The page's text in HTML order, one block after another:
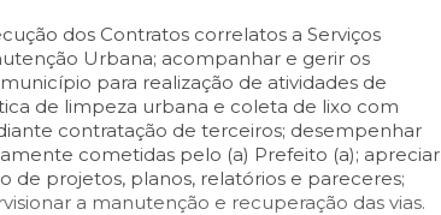
dos Contratos correlatos a Serviços
Urbana; acompanhar e gerir os
para realização de atividades de
de limpeza urbana e coleta de lixo com
contratação de terceiros; desempenhar
cometidas pelo (a) Prefeito (a); apreciar
de projetos, planos, relatórios e pareceres;
a manutenção e recuperação das vias.